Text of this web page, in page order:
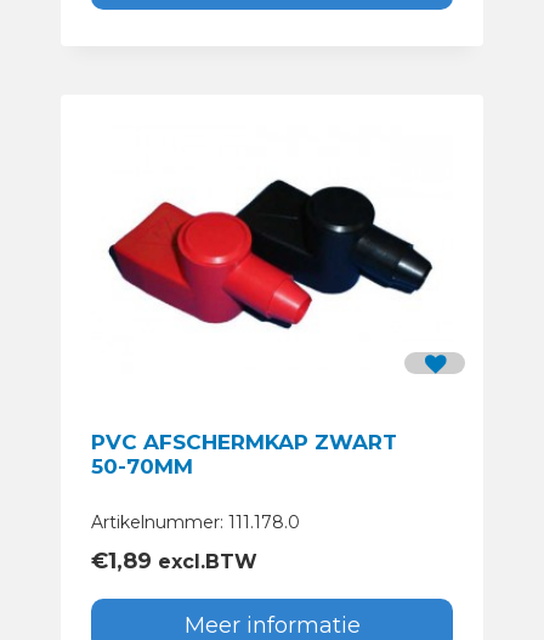
PVC AFSCHERMKAP ZWART
50-70MM
Artikelnummer: 111.178.0
€1,89 excl.BTW
Meer informatie